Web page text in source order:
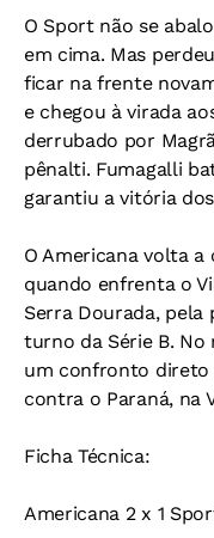
O Sport não se
em cima. Mas
ficar na frente
e chegou à virada
derrubado por
pênalti. Fumagalli
garantiu a vitória
O Americana volta
quando enfrenta o
Serra Dourada,
turno da Série B.
um confronto direto
contra o Paraná, na
Ficha Técnica:
Americana 2 x 1